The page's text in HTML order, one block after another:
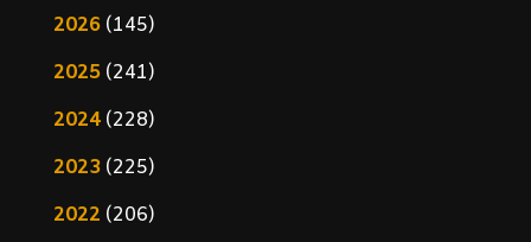
2026(145)
2025(241)
2024(228)
2023(225)
2022 (206)